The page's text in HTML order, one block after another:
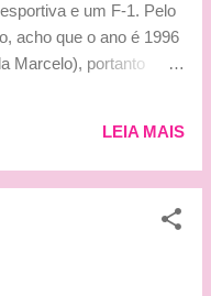
e um F-1. Pelo
acho que o ano é 1996
Marcelo), portanto
gostem!!!! Beijinhos,
LEIA MAIS